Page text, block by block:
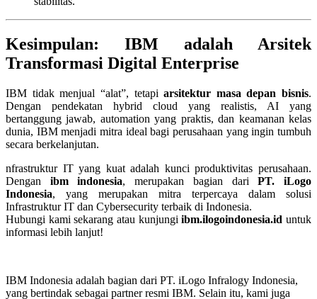
Kesimpulan: IBM adalah Arsitek
Transformasi Digital Enterprise
IBM tidak menjual “alat”, tetapiarsitektur masa depan bisnis.
Dengan pendekatan hybrid cloud yang realistis, AI yang
bertanggung jawab, automation yang praktis, dan keamanan kelas
dunia, IBM menjadi mitra ideal bagi perusahaan yang ingin tumbuh
secara berkelanjutan.
nfrastruktur IT yang kuat adalah kunci produktivitas perusahaan.
Dengan ibm indonesia, merupakan bagian dariPT. iLogo
Indonesia, yang merupakan mitra terpercaya dalam solusi
Infrastruktur IT dan Cybersecurity terbaik di Indonesia.
Hubungi kami sekarang atau kunjungiibm.ilogoindonesia.id untuk
informasi lebih lanjut!
IBM Indonesia adalah bagian dari PT. iLogo Infralogy Indonesia,
yang bertindak sebagai partner resmi IBM. Selain itu, kami juga